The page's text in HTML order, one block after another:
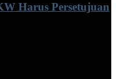
Harus Persetujuan